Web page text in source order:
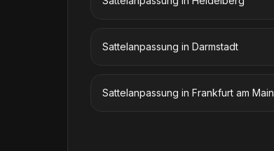
Sattelanpassung in Darmstadt
Sattelanpassung in Frankfurt am Main